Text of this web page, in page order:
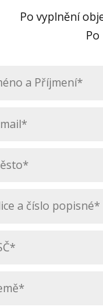
Po vyplnění